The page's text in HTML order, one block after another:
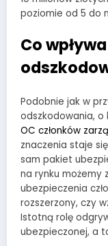
poziomie od 5 do
Co
Podobnie jak w
odszkodowania, o
OC członków
znaczenia staje
sam pakiet
na rynku możemy
ubezpieczenia
rozszerzony, czy
Istotną rolę
ubezpieczonej, a